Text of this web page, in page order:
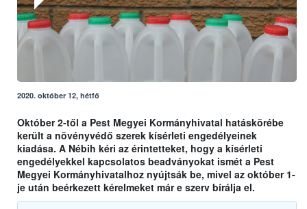
2020. október 12, hétfő
Október 2-től a Pest Megyei Kormányhivatal hatáskörébe
került a növényvédő szerek kísérleti engedélyeinek
kiadása. A Nébih kéri az érintetteket, hogy a kísérleti
engedélyekkel kapcsolatos beadványokat ismét a Pest
Megyei Kormányhivatalhoz nyújtsák be, mivel az október 1-
je után beérkezett kérelmeket már e szerv bírálja el.